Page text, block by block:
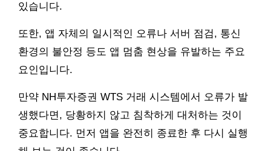
있습니다.
또한, 앱 자체의 일시적인 오류나 서버 점검, 통신
환경의 불안정 등도 앱 멈춤 현상을 유발하는 주요
요인입니다.
만약 NH투자증권 WTS 거래 시스템에서 오류가 발
생했다면, 당황하지 않고 침착하게 대처하는 것이
중요합니다. 먼저 앱을 완전히 종료한 후 다시 실행